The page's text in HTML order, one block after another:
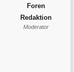
Foren
Redaktion
Moderator